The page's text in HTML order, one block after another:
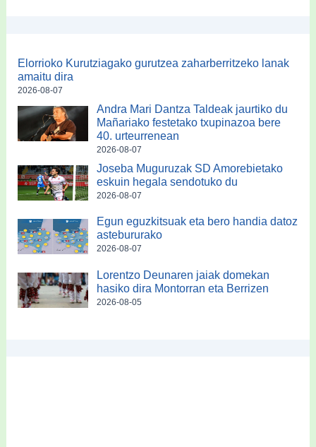
Elorrioko Kurutziagako gurutzea zaharberritzeko lanak
amaitu dira
2026-08-07
Andra Mari Dantza Taldeak jaurtiko du
Mañariako festetako txupinazoa bere
40. urteurrenean
2026-08-07
Joseba Muguruzak SD Amorebietako
eskuin hegala sendotuko du
2026-08-07
Egun eguzkitsuak eta bero handia datoz
astebururako
2026-08-07
Lorentzo Deunaren jaiak domekan
hasiko dira Montorran eta Berrizen
2026-08-05